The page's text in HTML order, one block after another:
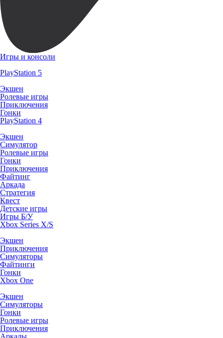
Игры и консоли
PlayStation 5
Экшен
Ролевые игры
Приключения
Гонки
PlayStation 4
Экшен
Симулятор
Ролевые игры
Гонки
Приключения
Файтинг
Аркада
Стратегия
Квест
Детские игры
Игры Б/У
Xbox Series X/S
Экшен
Приключения
Симуляторы
Файтинги
Гонки
Xbox One
Экшен
Симуляторы
Гонки
Ролевые игры
Приключения
Аркады